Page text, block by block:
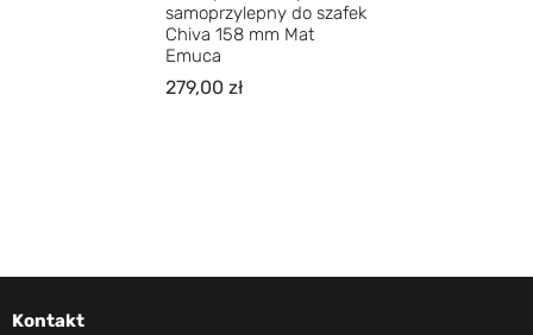
samoprzylepny do szafek
Chiva 158 mm Mat
Emuca
279,00zł
Kontakt